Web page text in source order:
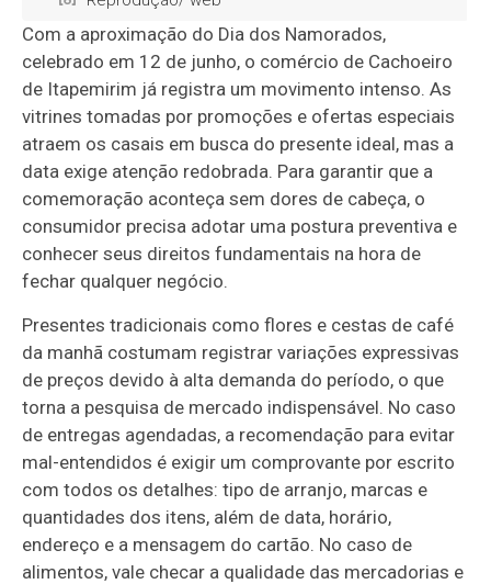
Com a aproximação do Dia dos Namorados,
celebrado em 12 de junho, o comércio de Cachoeiro
de Itapemirim já registra um movimento intenso. As
vitrines tomadas por promoções e ofertas especiais
atraem os casais em busca do presente ideal, mas a
data exige atenção redobrada. Para garantir que a
comemoração aconteça sem dores de cabeça, o
consumidor precisa adotar uma postura preventiva e
conhecer seus direitos fundamentais na hora de
fechar qualquer negócio.
Presentes tradicionais como flores e cestas de café
da manhã costumam registrar variações expressivas
de preços devido à alta demanda do período, o que
torna a pesquisa de mercado indispensável. No caso
de entregas agendadas, a recomendação para evitar
mal-entendidos é exigir um comprovante por escrito
com todos os detalhes: tipo de arranjo, marcas e
quantidades dos itens, além de data, horário,
endereço e a mensagem do cartão. No caso de
alimentos, vale checar a qualidade das mercadorias e